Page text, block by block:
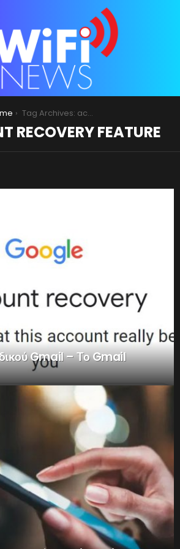
Tag Archives: account recovery feature
RECOVERY FEATURE
Gmail – Το Gmail